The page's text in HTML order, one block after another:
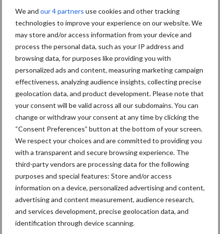
We and our 4 partners use cookies and other tracking
technologies to improve your experience on our website. We
may store and/or access information from your device and
process the personal data, such as your IP address and
browsing data, for purposes like providing you with
personalized ads and content, measuring marketing campaign
effectiveness, analyzing audience insights, collecting precise
geolocation data, and product development. Please note that
your consent will be valid across all our subdomains. You can
change or withdraw your consent at any time by clicking the
“Consent Preferences” button at the bottom of your screen.
We respect your choices and are committed to providing you
with a transparent and secure browsing experience. The
third-party vendors are processing data for the following
purposes and special features: Store and/or access
information on a device, personalized advertising and content,
advertising and content measurement, audience research,
and services development, precise geolocation data, and
identification through device scanning.
Primaire
Sidebar
Recent nieuws Partner nieuws
7 aug
Grondstoffenmarkt blijft grillig:
droogte en geopolitiek houden
Diergezondheid Bemesting Fokkerij
Mastitis Hittestress
Toon meer